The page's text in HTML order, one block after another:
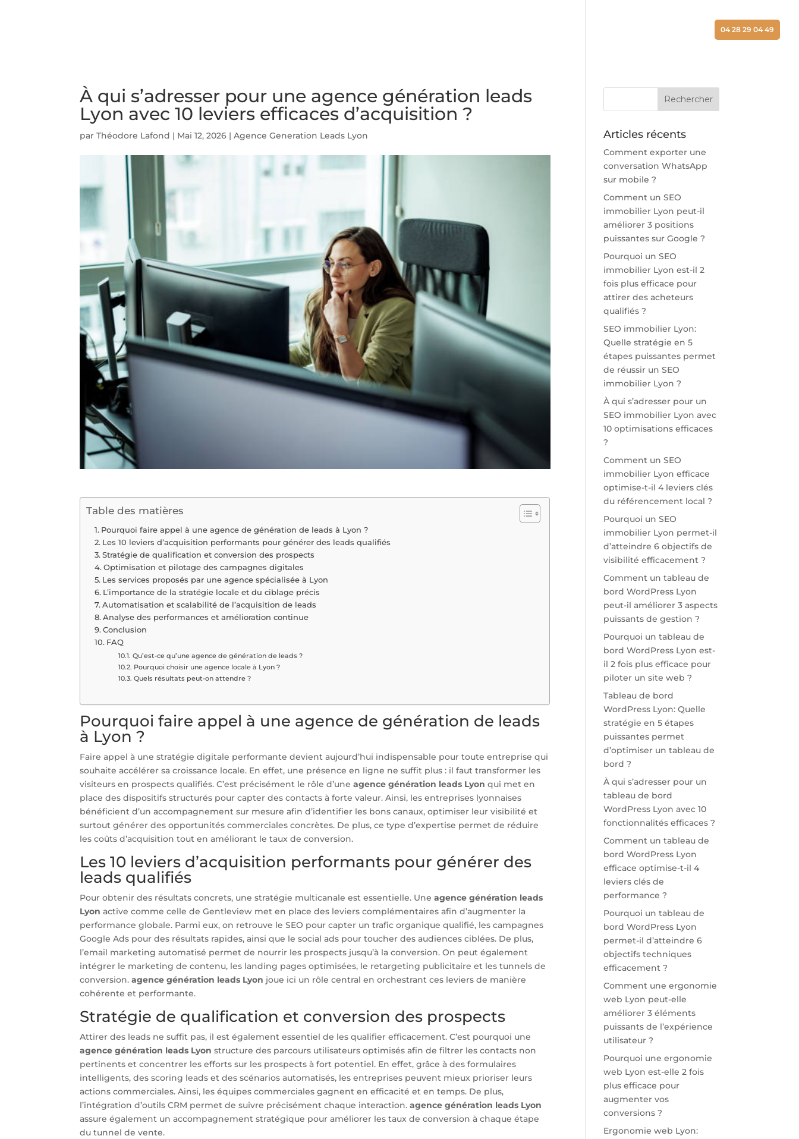
04 28 29 04 49
À qui s’adresser pour une agence génération leads
Lyon avec 10 leviers efficaces d’acquisition ?
parThéodore Lafond | Mai 12, 2026 |Agence Generation Leads Lyon
Table des matières
Pourquoi faire appel à une agence de génération de leads à Lyon ?
Les 10 leviers d’acquisition performants pour générer des leads qualifiés
Stratégie de qualification et conversion des prospects
Optimisation et pilotage des campagnes digitales
Les services proposés par une agence spécialisée à Lyon
L’importance de la stratégie locale et du ciblage précis
Automatisation et scalabilité de l’acquisition de leads
Analyse des performances et amélioration continue
Conclusion
FAQ
Qu’est-ce qu’une agence de génération de leads ?
Pourquoi choisir une agence locale à Lyon ?
Quels résultats peut-on attendre ?
Pourquoi faire appel à une agence de génération de leads
à Lyon ?
Faire appel à une stratégie digitale performante devient aujourd’hui indispensable pour toute entreprise qui
souhaite accélérer sa croissance locale. En effet, une présence en ligne ne suffit plus : il faut transformer les
visiteurs en prospects qualifiés. C’est précisément le rôle d’uneagence génération leads Lyon qui met en
place des dispositifs structurés pour capter des contacts à forte valeur. Ainsi, les entreprises lyonnaises
bénéficient d’un accompagnement sur mesure afin d’identifier les bons canaux, optimiser leur visibilité et
surtout générer des opportunités commerciales concrètes. De plus, ce type d’expertise permet de réduire
les coûts d’acquisition tout en améliorant le taux de conversion.
Les 10 leviers d’acquisition performants pour générer des
leads qualifiés
Pour obtenir des résultats concrets, une stratégie multicanale est essentielle. Uneagence génération leads
Lyon active comme celle de Gentleview met en place des leviers complémentaires afin d’augmenter la
performance globale. Parmi eux, on retrouve le SEO pour capter un trafic organique qualifié, les campagnes
Google Ads pour des résultats rapides, ainsi que le social ads pour toucher des audiences ciblées. De plus,
l’email marketing automatisé permet de nourrir les prospects jusqu’à la conversion. On peut également
intégrer le marketing de contenu, les landing pages optimisées, le retargeting publicitaire et les tunnels de
conversion.agence génération leads Lyon joue ici un rôle central en orchestrant ces leviers de manière
cohérente et performante.
Stratégie de qualification et conversion des prospects
Attirer des leads ne suffit pas, il est également essentiel de les qualifier efficacement. C’est pourquoi une
agence génération leads Lyon structure des parcours utilisateurs optimisés afin de filtrer les contacts non
pertinents et concentrer les efforts sur les prospects à fort potentiel. En effet, grâce à des formulaires
intelligents, des scoring leads et des scénarios automatisés, les entreprises peuvent mieux prioriser leurs
actions commerciales. Ainsi, les équipes commerciales gagnent en efficacité et en temps. De plus,
l’intégration d’outils CRM permet de suivre précisément chaque interaction.agence génération leads Lyon
assure également un accompagnement stratégique pour améliorer les taux de conversion à chaque étape
du tunnel de vente.
Articles récents
Comment exporter une
conversation WhatsApp
sur mobile ?
Comment un SEO
immobilier Lyon peut-il
améliorer 3 positions
puissantes sur Google ?
Pourquoi un SEO
immobilier Lyon est-il 2
fois plus efficace pour
attirer des acheteurs
qualifiés ?
SEO immobilier Lyon:
Quelle stratégie en 5
étapes puissantes permet
de réussir un SEO
immobilier Lyon ?
À qui s’adresser pour un
SEO immobilier Lyon avec
10 optimisations efficaces
?
Comment un SEO
immobilier Lyon efficace
optimise-t-il 4 leviers clés
du référencement local ?
Pourquoi un SEO
immobilier Lyon permet-il
d’atteindre 6 objectifs de
visibilité efficacement ?
Comment un tableau de
bord WordPress Lyon
peut-il améliorer 3 aspects
puissants de gestion ?
Pourquoi un tableau de
bord WordPress Lyon est-
il 2 fois plus efficace pour
piloter un site web ?
Tableau de bord
WordPress Lyon: Quelle
stratégie en 5 étapes
puissantes permet
d’optimiser un tableau de
bord ?
À qui s’adresser pour un
tableau de bord
WordPress Lyon avec 10
fonctionnalités efficaces ?
Comment un tableau de
bord WordPress Lyon
efficace optimise-t-il 4
leviers clés de
performance ?
Pourquoi un tableau de
bord WordPress Lyon
permet-il d’atteindre 6
objectifs techniques
efficacement ?
Comment une ergonomie
web Lyon peut-elle
améliorer 3 éléments
puissants de l’expérience
utilisateur ?
Pourquoi une ergonomie
web Lyon est-elle 2 fois
plus efficace pour
augmenter vos
conversions ?
Ergonomie web Lyon: